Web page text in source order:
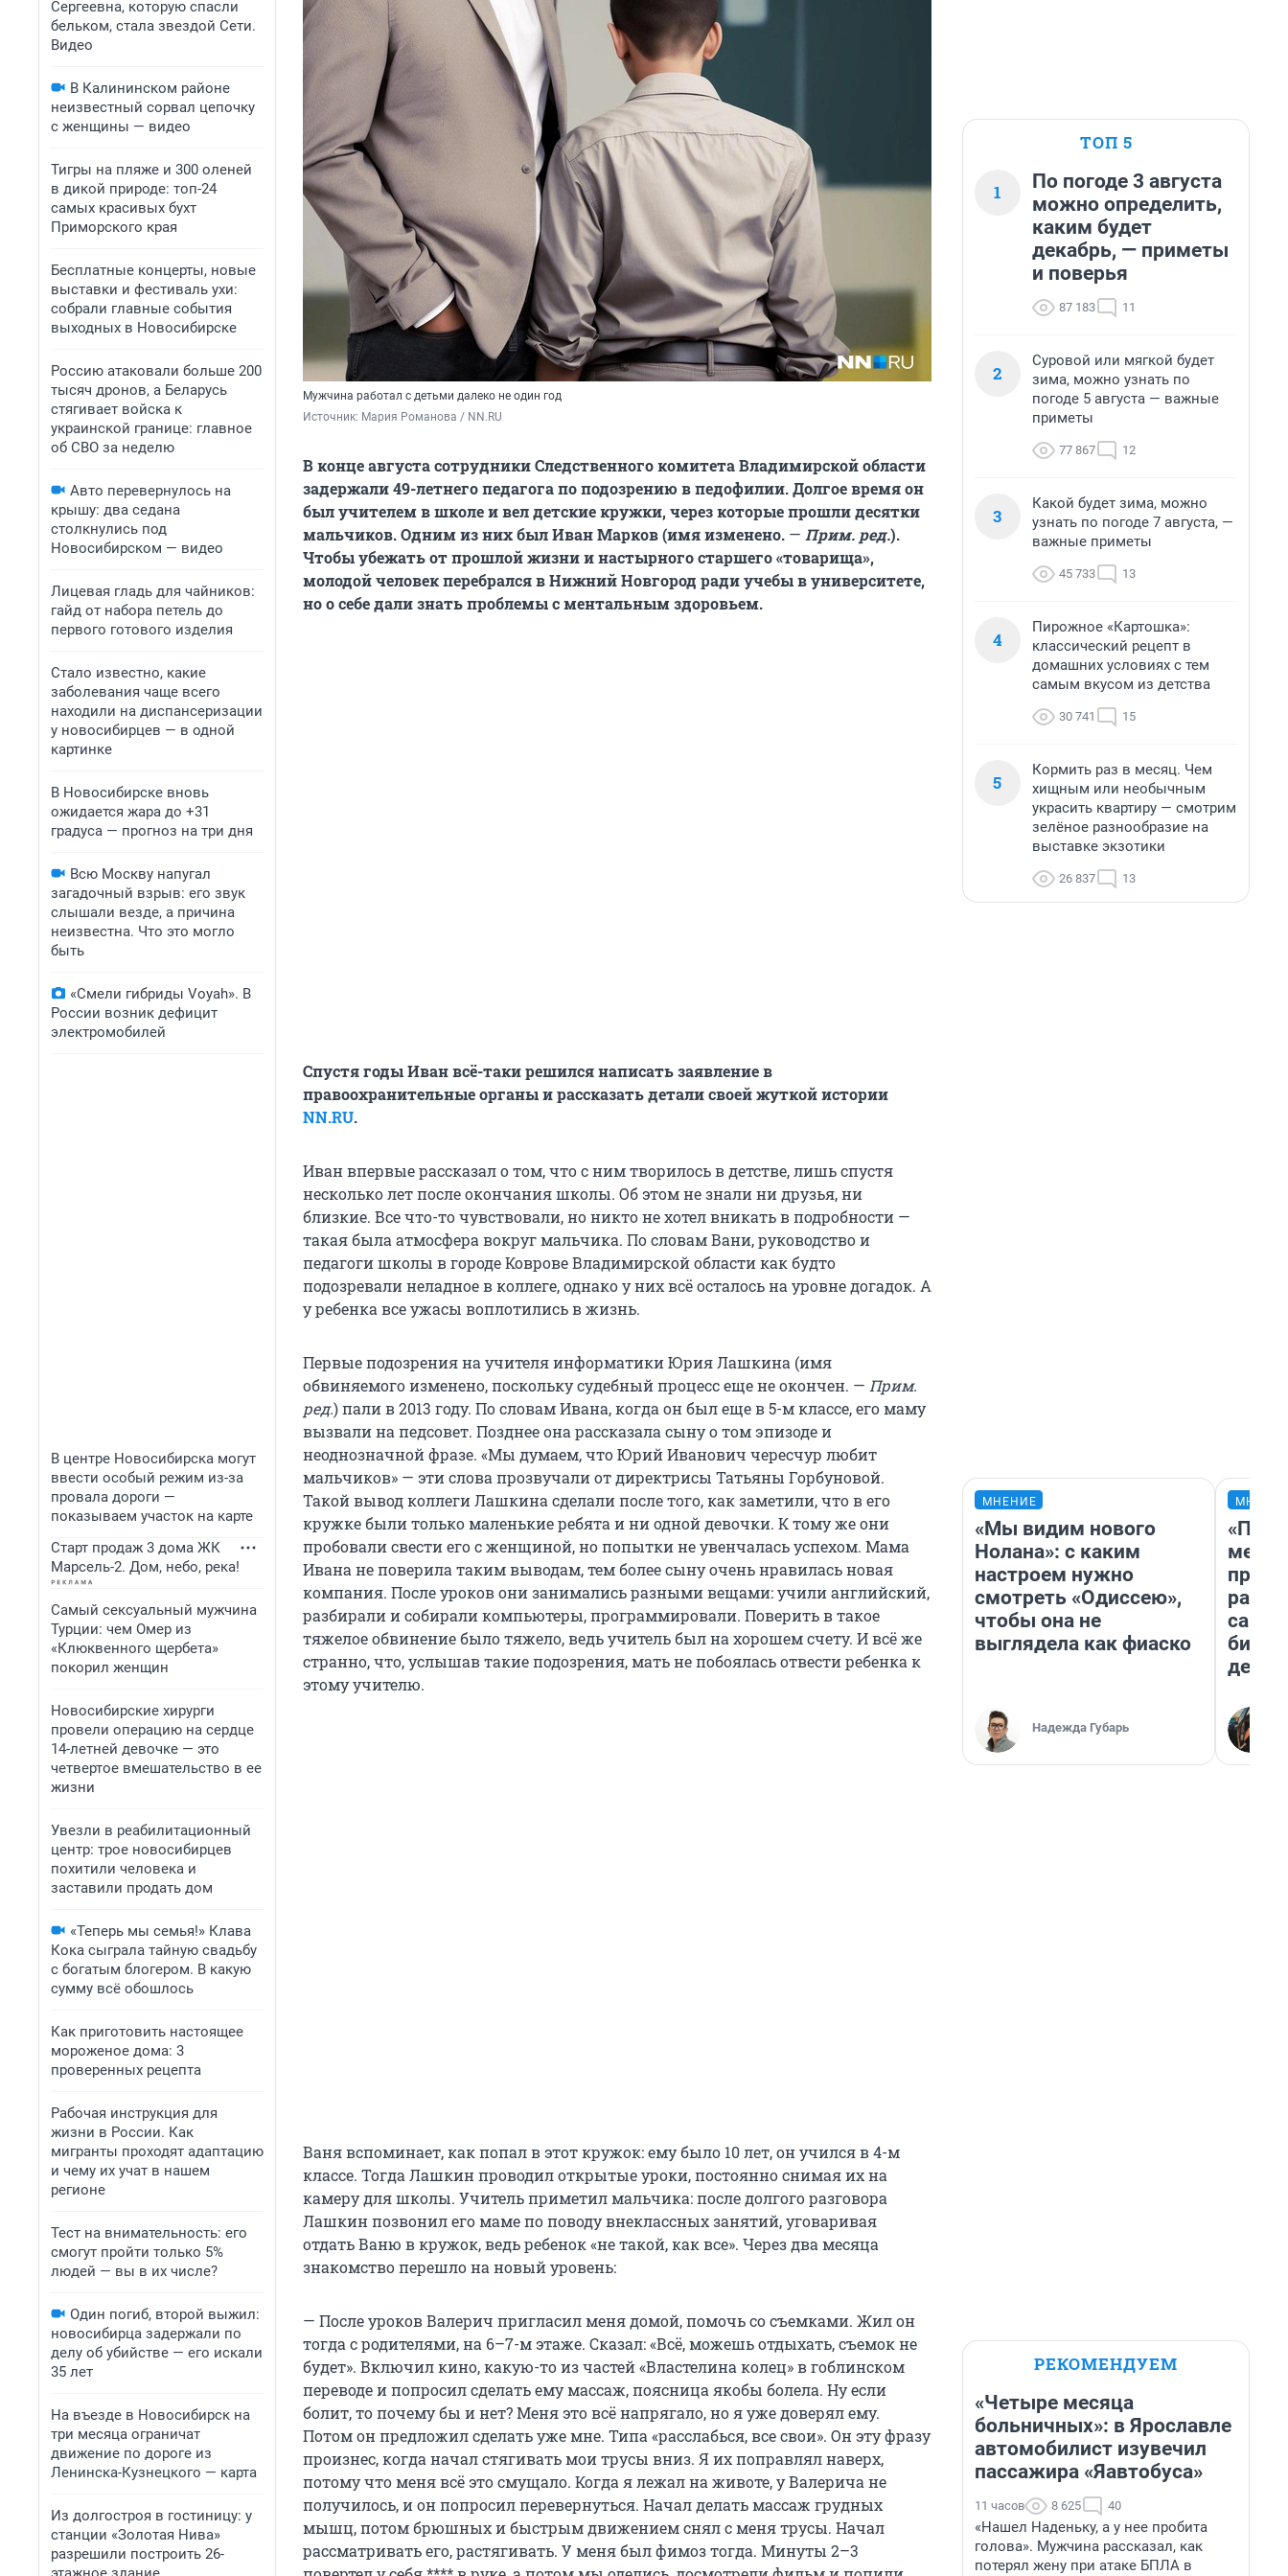
Сергеевна, которую спасли
бельком, стала звездой Сети.
Видео
В Калининском районе
неизвестный сорвал цепочку
с женщины — видео
Тигры на пляже и 300 оленей
в дикой природе: топ-24
самых красивых бухт
Приморского края
Бесплатные концерты, новые
выставки и фестиваль ухи:
собрали главные события
выходных в Новосибирске
Россию атаковали больше 200
тысяч дронов, а Беларусь
стягивает войска к
украинской границе: главное
об СВО за неделю
Авто перевернулось на
крышу: два седана
столкнулись под
Новосибирском — видео
Лицевая гладь для чайников:
гайд от набора петель до
первого готового изделия
Стало известно, какие
заболевания чаще всего
находили на диспансеризации
у новосибирцев — в одной
картинке
В Новосибирске вновь
ожидается жара до +31
градуса — прогноз на три дня
Всю Москву напугал
загадочный взрыв: его звук
слышали везде, а причина
неизвестна. Что это могло
быть
«Смели гибриды Voyah». В
России возник дефицит
электромобилей
В центре Новосибирска могут
ввести особый режим из-за
провала дороги —
показываем участок на карте
Старт продаж 3 дома ЖК
Марсель-2. Дом, небо, река!
Самый сексуальный мужчина
Турции: чем Омер из
«Клюквенного щербета»
покорил женщин
Новосибирские хирурги
провели операцию на сердце
14-летней девочке — это
четвертое вмешательство в ее
жизни
Увезли в реабилитационный
центр: трое новосибирцев
похитили человека и
заставили продать дом
«Теперь мы семья!» Клава
Кока сыграла тайную свадьбу
с богатым блогером. В какую
сумму всё обошлось
Как приготовить настоящее
мороженое дома: 3
проверенных рецепта
Рабочая инструкция для
жизни в России. Как
мигранты проходят адаптацию
и чему их учат в нашем
регионе
Тест на внимательность: его
смогут пройти только 5%
людей — вы в их числе?
Один погиб, второй выжил:
новосибирца задержали по
делу об убийстве — его искали
35 лет
На въезде в Новосибирск на
три месяца ограничат
движение по дороге из
Ленинска-Кузнецкого — карта
Из долгостроя в гостиницу: у
станции «Золотая Нива»
разрешили построить 26-
Мужчина работал с детьми далеко не один год
Источник: Мария Романова / NN.RU
В конце августа сотрудники Следственного комитета Владимирской области
задержали 49-летнего педагога по подозрению в педофилии. Долгое время он
был учителем в школе и вел детские кружки, через которые прошли десятки
мальчиков. Одним из них был Иван Марков (имя изменено. — Прим. ред.).
Чтобы убежать от прошлой жизни и настырного старшего «товарища»,
молодой человек перебрался в Нижний Новгород ради учебы в университете,
но о себе дали знать проблемы с ментальным здоровьем.
Спустя годы Иван всё-таки решился написать заявление в
правоохранительные органы и рассказать детали своей жуткой истории
NN.RU.
Иван впервые рассказал о том, что с ним творилось в детстве, лишь спустя
несколько лет после окончания школы. Об этом не знали ни друзья, ни
близкие. Все что-то чувствовали, но никто не хотел вникать в подробности —
такая была атмосфера вокруг мальчика. По словам Вани, руководство и
педагоги школы в городе Коврове Владимирской области как будто
подозревали неладное в коллеге, однако у них всё осталось на уровне догадок. А
у ребенка все ужасы воплотились в жизнь.
Первые подозрения на учителя информатики Юрия Лашкина (имя
обвиняемого изменено, поскольку судебный процесс еще не окончен. — Прим.
ред.) пали в 2013 году. По словам Ивана, когда он был еще в 5-м классе, его маму
вызвали на педсовет. Позднее она рассказала сыну о том эпизоде и
неоднозначной фразе. «Мы думаем, что Юрий Иванович чересчур любит
мальчиков» — эти слова прозвучали от директрисы Татьяны Горбуновой.
Такой вывод коллеги Лашкина сделали после того, как заметили, что в его
кружке были только маленькие ребята и ни одной девочки. К тому же они
пробовали свести его с женщиной, но попытки не увенчалась успехом. Мама
Ивана не поверила таким выводам, тем более сыну очень нравилась новая
компания. После уроков они занимались разными вещами: учили английский,
разбирали и собирали компьютеры, программировали. Поверить в такое
тяжелое обвинение было тяжело, ведь учитель был на хорошем счету. И всё же
странно, что, услышав такие подозрения, мать не побоялась отвести ребенка к
этому учителю.
Ваня вспоминает, как попал в этот кружок: ему было 10 лет, он учился в 4-м
классе. Тогда Лашкин проводил открытые уроки, постоянно снимая их на
камеру для школы. Учитель приметил мальчика: после долгого разговора
Лашкин позвонил его маме по поводу внеклассных занятий, уговаривая
отдать Ваню в кружок, ведь ребенок «не такой, как все». Через два месяца
знакомство перешло на новый уровень:
— После уроков Валерич пригласил меня домой, помочь со съемками. Жил он
тогда с родителями, на 6–7-м этаже. Сказал: «Всё, можешь отдыхать, съемок не
будет». Включил кино, какую-то из частей «Властелина колец» в гоблинском
переводе и попросил сделать ему массаж, поясница якобы болела. Ну если
болит, то почему бы и нет? Меня это всё напрягало, но я уже доверял ему.
Потом он предложил сделать уже мне. Типа «расслабься, все свои». Он эту фразу
произнес, когда начал стягивать мои трусы вниз. Я их поправлял наверх,
потому что меня всё это смущало. Когда я лежал на животе, у Валерича не
получилось, и он попросил перевернуться. Начал делать массаж грудных
мышц, потом брюшных и быстрым движением снял с меня трусы. Начал
рассматривать его, растягивать. У меня был фимоз тогда. Минуты 2–3
ТОП 5
1
По погоде 3 августа
можно определить,
каким будет
декабрь, — приметы
и поверья
87 183 11
2
Суровой или мягкой будет
зима, можно узнать по
погоде 5 августа — важные
приметы
77 867 12
3
Какой будет зима, можно
узнать по погоде 7 августа, —
важные приметы
45 733 13
4
Пирожное «Картошка»:
классический рецепт в
домашних условиях с тем
самым вкусом из детства
30 741 15
5
Кормить раз в месяц. Чем
хищным или необычным
украсить квартиру — смотрим
зелёное разнообразие на
выставке экзотики
26 837 13
МНЕНИЕ
«Мы видим нового
Нолана»: с каким
настроем нужно
смотреть «Одиссею»,
чтобы она не
выглядела как фиаско
Надежда Губарь
РЕКОМЕНДУЕМ
«Четыре месяца
больничных»: в Ярославле
автомобилист изувечил
пассажира «Яавтобуса»
11 часов 8 625 40
«Нашел Наденьку, а у нее пробита
голова». Мужчина рассказал, как
потерял жену при атаке БПЛА в